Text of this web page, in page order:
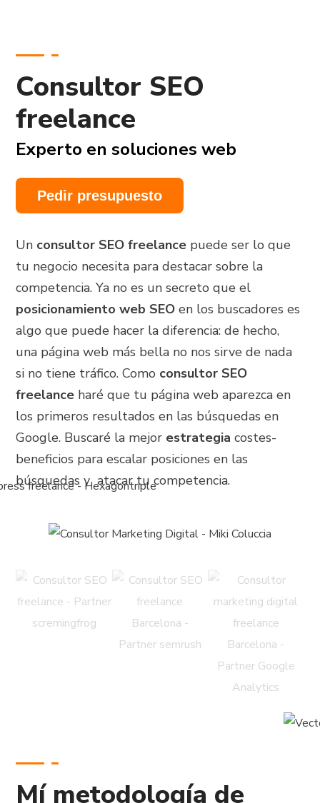
Consultor SEO
freelance
Experto en soluciones web
Pedir presupuesto
Un consultor SEO freelance puede ser lo que
tu negocio necesita para destacar sobre la
competencia. Ya no es un secreto que el
posicionamiento web SEO en los buscadores es
algo que puede hacer la diferencia: de hecho,
una página web más bella no nos sirve de nada
si no tiene tráfico. Como consultor SEO
freelance haré que tu página web aparezca en
los primeros resultados en las búsquedas en
Google. Buscaré la mejor estrategia costes-
beneficios para escalar posiciones en las
búsquedas y atacar tu competencia.
Mí metodología de